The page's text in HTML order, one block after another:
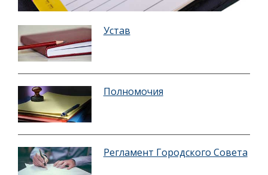
Устав
Полномочия
Регламент Городского Совета